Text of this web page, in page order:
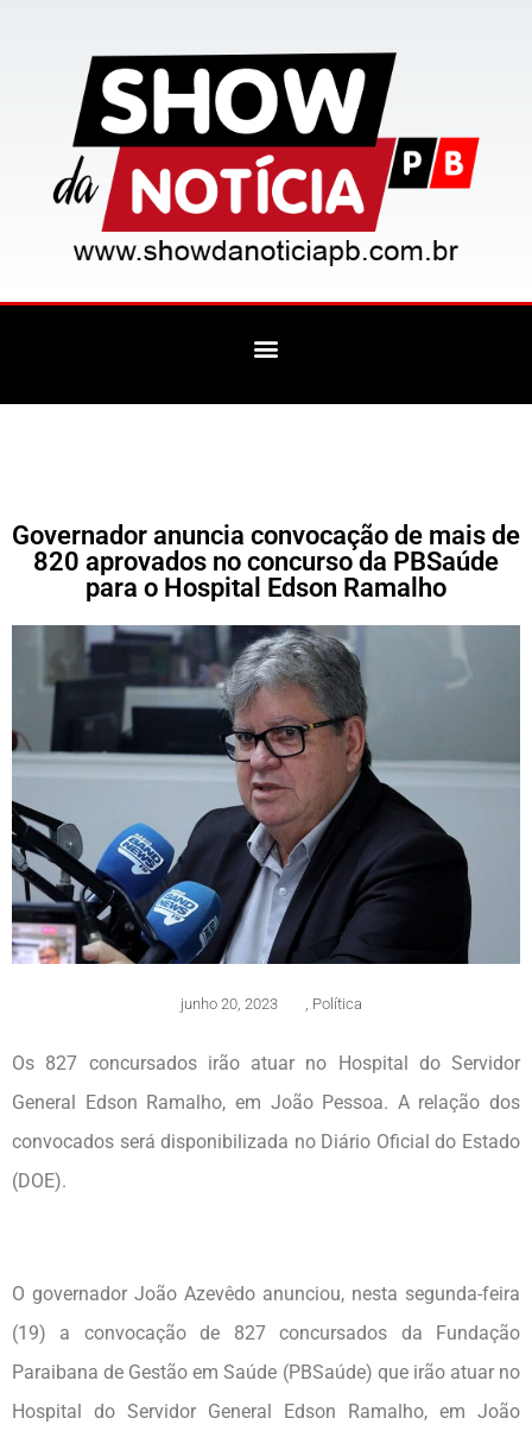
Governador anuncia convocação de mais de
820 aprovados no concurso da PBSaúde
para o Hospital Edson Ramalho
junho 20, 2023 Política
Os 827 concursados irão atuar no Hospital do Servidor
General Edson Ramalho, em João Pessoa. A relação dos
convocados será disponibilizada no Diário Oficial do Estado
(DOE).
O governador João Azevêdo anunciou, nesta segunda-feira
(19) a convocação de 827 concursados da Fundação
Paraibana de Gestão em Saúde (PBSaúde) que irão atuar no
Hospital do Servidor General Edson Ramalho, em João